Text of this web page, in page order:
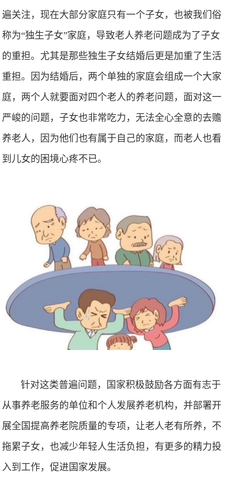
遍关注，现在大部分家庭只有一个子女，也被我们俗
称为“独生子女”家庭， 导致老人养老问题成为了子女
的重担。 尤其是那些独生子女结婚后更是加重了生活
重担。因为结婚后， 两个单独的家庭会组成一个大家
庭， 两个人就要面对四个老人的养老问题， 面对这一
严峻的问题，子女也非常吃力，无法全心全意的去赡
养老人，因为他们也有属于自己的家庭，而老人也看
到儿女的困境心疼不已。
针对这类普遍问题， 国家积极鼓励各方面有志于
从事养老服务的单位和个人发展养老机构，并部署开
展全国提高养老院质量的专项，让老人老有所养，不
拖累子女，也减少年轻人生活负担，有更多的精力投
入到工作，促进国家发展。